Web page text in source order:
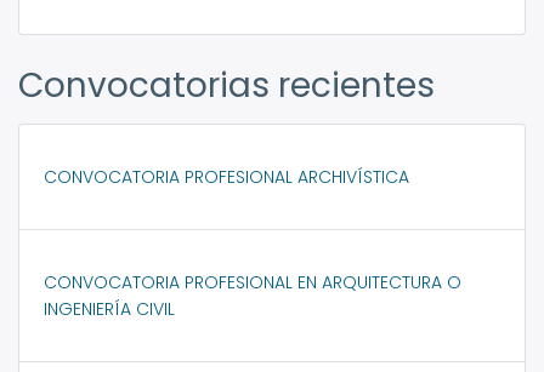
Convocatorias recientes
CONVOCATORIA PROFESIONAL ARCHIVÍSTICA
CONVOCATORIA PROFESIONAL EN ARQUITECTURA O
INGENIERÍA CIVIL